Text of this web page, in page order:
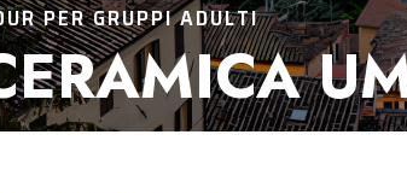
PER GRUPPI ADULTI